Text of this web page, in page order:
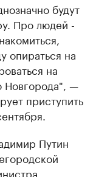
будут
Про людей -
опираться на
на
Новгорода", —
приступить
Путин